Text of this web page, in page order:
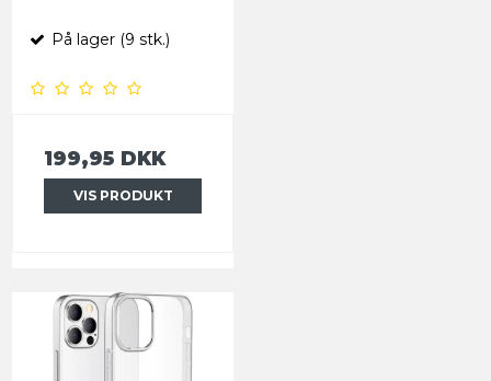
På lager (9 stk.)
199,95 DKK
VIS PRODUKT